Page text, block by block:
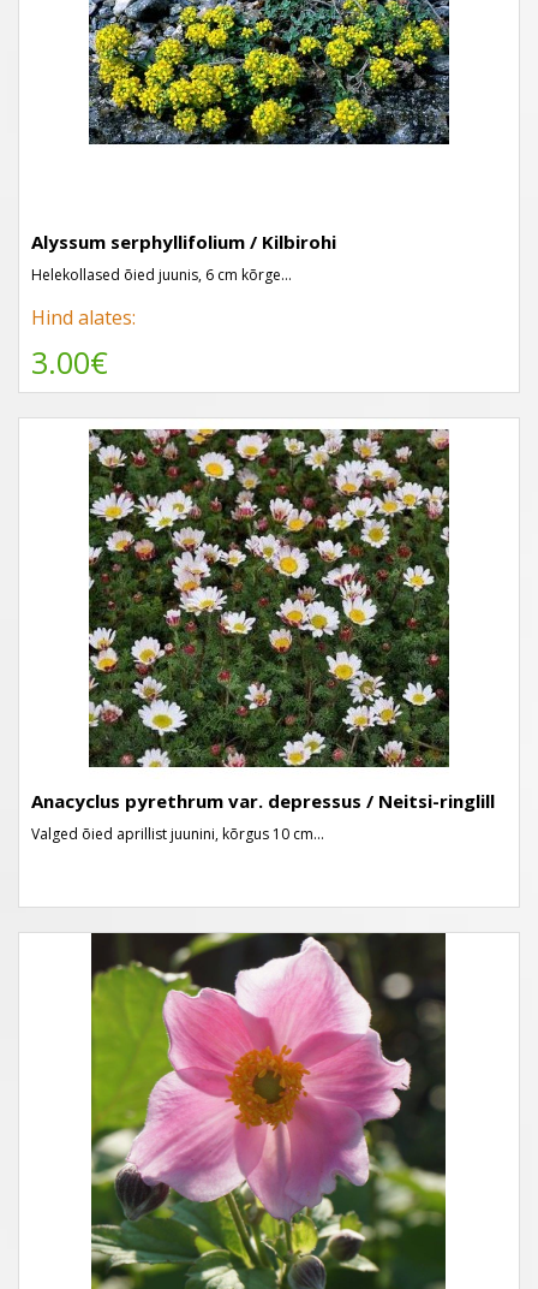
Alyssum serphyllifolium / Kilbirohi
Helekollased õied juunis, 6 cm kõrge...
Hind alates:
3.00€
Anacyclus pyrethrum var. depressus / Neitsi-ringlill
Valged õied aprillist juunini, kõrgus 10 cm...